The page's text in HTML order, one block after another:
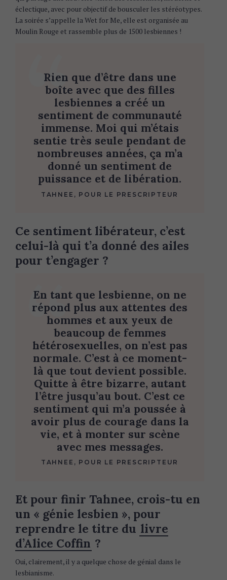
éclectique, avec pour objectif de bousculer les stéréotypes.
La soirée s’appelle la Wet for Me, elle est organisée au
Moulin Rouge et rassemble plus de 1500 lesbiennes !
Rien que d’être dans une
boîte avec que des filles
lesbiennes a créé un
sentiment de communauté
immense. Moi qui m’étais
sentie très seule pendant de
nombreuses années, ça m’a
donné un sentiment de
puissance et de libération.
TAHNEE, POUR LE PRESCRIPTEUR
Ce sentiment libérateur, c’est
celui-là qui t’a donné des ailes
pour t’engager ?
En tant que lesbienne, on ne
répond plus aux attentes des
hommes et aux yeux de
beaucoup de femmes
hétérosexuelles, on n’est pas
normale. C’est à ce moment-
là que tout devient possible.
Quitte à être bizarre, autant
l’être jusqu’au bout. C’est ce
sentiment qui m’a poussée à
avoir plus de courage dans la
vie, et à monter sur scène
avec mes messages.
TAHNEE, POUR LE PRESCRIPTEUR
Et pour finir Tahnee, crois-tu en
un « génie lesbien », pour
reprendre le titre du livre
d’Alice Coffin ?
Oui, clairement, il y a quelque chose de génial dans le
lesbianisme.